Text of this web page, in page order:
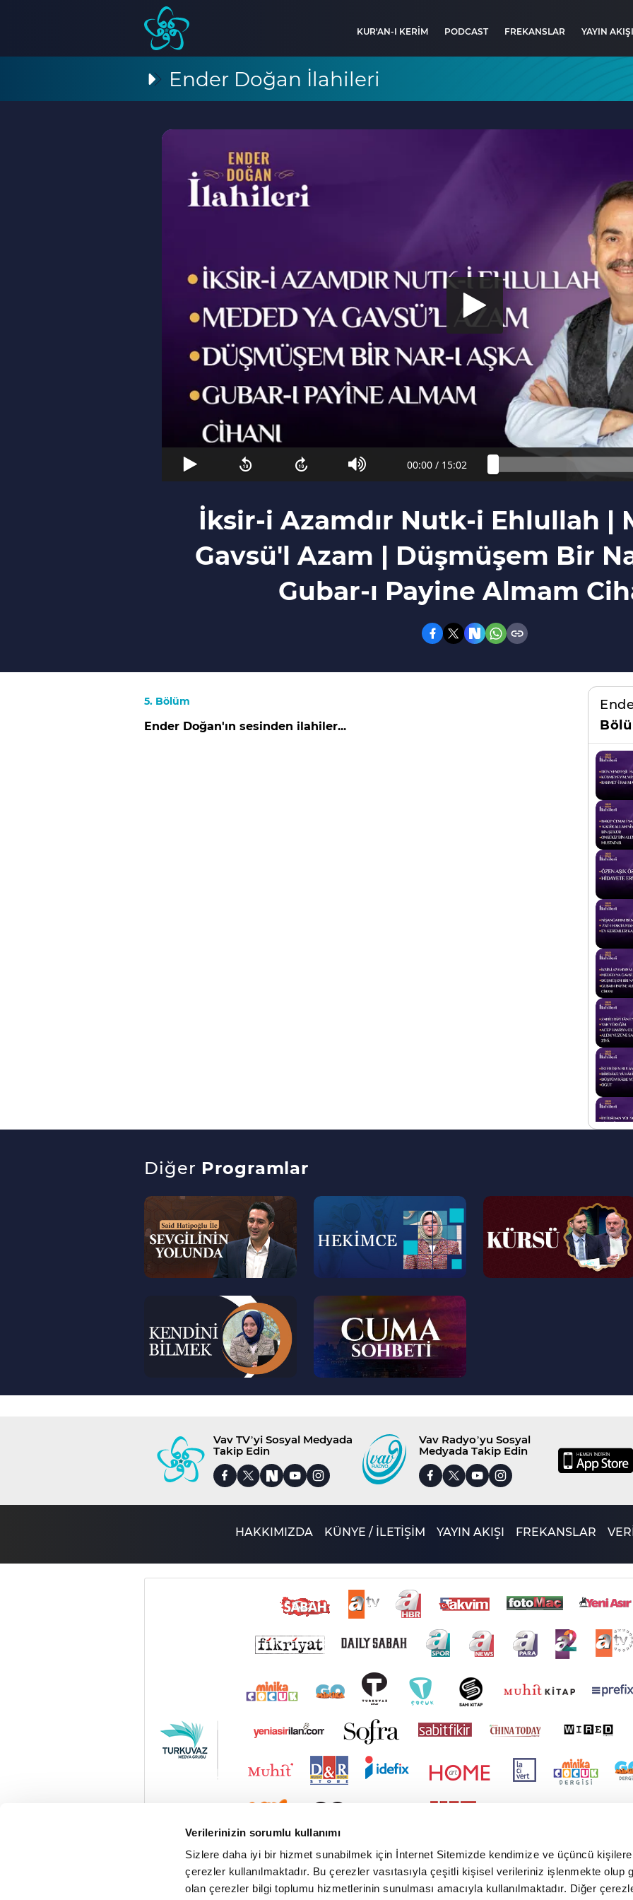
Verilerinizin sorumlu kullanımı
Sizlere daha iyi bir hizmet sunabilmek için İnternet Sitemizde kendimize ve üçüncü
çerezler kullanılmaktadır. Bu çerezler vasıtasıyla çeşitli kişisel verileriniz işlenmekte olup
olan çerezler bilgi toplumu hizmetlerinin sunulması amacıyla kullanılmaktadır. Diğer
KUR'AN-I KERİM PODCAST FREKANSLAR YAYIN AKIŞI
Ender Doğan İlahileri
00:00 / 15:02
İksir-i Azamdır Nutk-i Ehlullah |
Gavsü'l Azam | Düşmüşem Bir
Gubar-ı Payine Almam
5. Bölüm
Ender Doğan'ın sesinden ilahiler...
Diğer Programlar
>
>
--
Vav TV’yi Sosyal Medyada
Takip Edin
Vav Radyo’yu Sosyal
Medyada Takip Edin
HAKKIMIZDA KÜNYE / İLETİŞİM YAYIN AKIŞI FREKANSLAR